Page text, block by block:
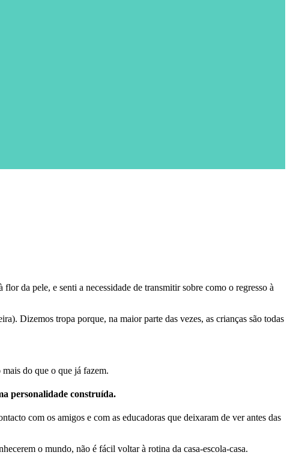
da pele, e senti a necessidade de transmitir sobre como o regresso à
Dizemos tropa porque, na maior parte das vezes, as crianças são todas
do que o que já fazem.
personalidade construída.
com os amigos e com as educadoras que deixaram de ver antes das
o mundo, não é fácil voltar à rotina da casa-escola-casa.